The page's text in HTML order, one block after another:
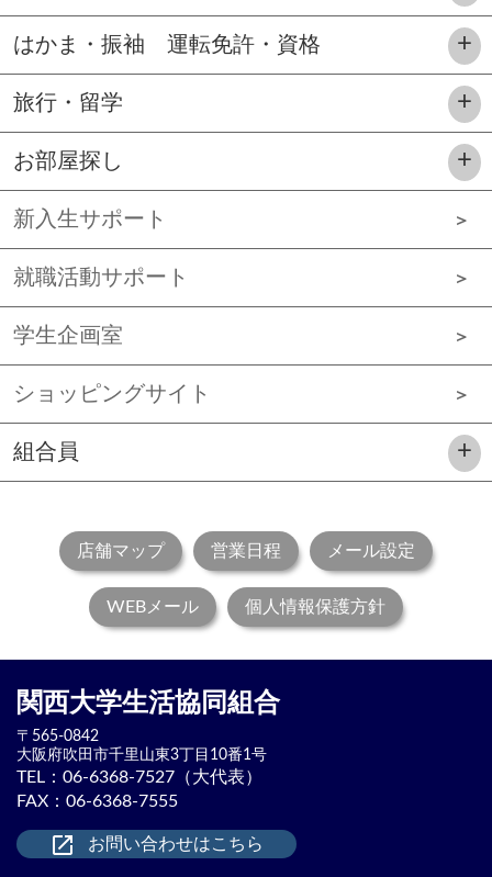
はかま・振袖 運転免許・資格
旅行・留学
お部屋探し
新入生サポート
就職活動サポート
学生企画室
ショッピングサイト
組合員
店舗マップ 営業日程 メール設定
WEBメール 個人情報保護方針
関西大学生活協同組合
〒565-0842
大阪府吹田市千里山東3丁目10番1号
TEL： 06-6368-7527（大代表）
FAX：06-6368-7555
launch お問い合わせはこちら